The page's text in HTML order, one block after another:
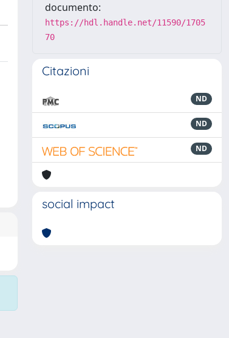
documento:
https://hdl.handle.net/11590/1705
70
Citazioni
ND
ND
ND
social impact